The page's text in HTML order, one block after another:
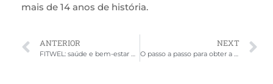
mais de 14 anos de história.
ANTERIOR
FITWEL: saúde e bem-estar nas edificações
NEXT
O passo a passo para obter a Certificação FITWEL